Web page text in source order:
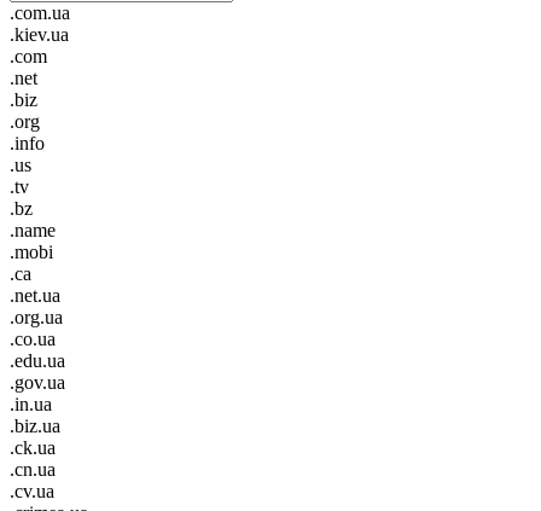
.com.ua
.kiev.ua
.com
.net
.biz
.org
.info
.us
.tv
.bz
.name
.mobi
.ca
.net.ua
.org.ua
.co.ua
.edu.ua
.gov.ua
.in.ua
.biz.ua
.ck.ua
.cn.ua
.cv.ua